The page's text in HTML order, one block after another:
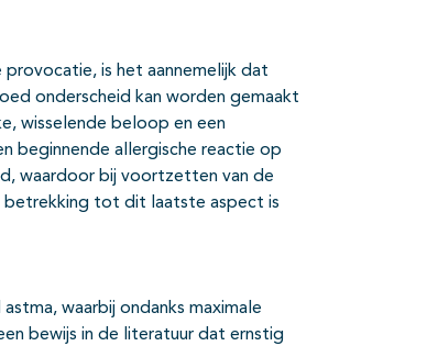
is het aannemelijk dat
onderscheid kan worden gemaakt
wisselende beloop en een
beginnende allergische reactie op
waardoor bij voortzetten van de
tot dit laatste aspect is
waarbij ondanks maximale
bewijs in de literatuur dat ernstig